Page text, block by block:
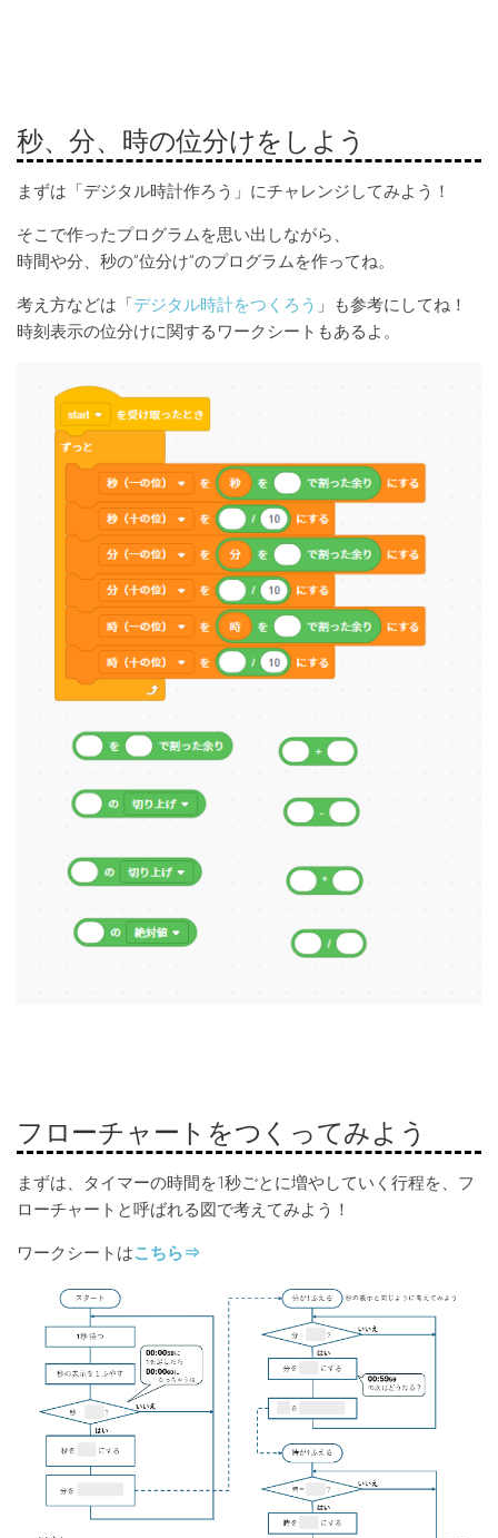
秒、分、時の位分けをしよう
まずは「デジタル時計作ろう」にチャレンジしてみよう！
そこで作ったプログラムを思い出しながら、
時間や分、秒の”位分け”のプログラムを作ってね。
考え方などは「デジタル時計をつくろう 」も参考にしてね！
時刻表示の位分けに関するワークシートもあるよ。
フローチャートをつくってみよう
まずは、タイマーの時間を1秒ごとに増やしていく行程を、フ
ローチャートと呼ばれる図で考えてみよう！
ワークシートはこちら⇒